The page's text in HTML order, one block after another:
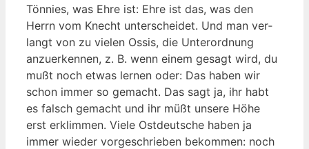
Tön­nies, was Ehre ist: Ehre ist das, was den
Herrn vom Knecht unter­schei­det. Und man ver­
langt von zu vie­len Ossis, die Unter­ord­nung
anzu­er­ken­nen, z. B. wenn einem gesagt wird, du
mußt noch etwas ler­nen oder: Das haben wir
schon immer so gemacht. Das sagt ja, ihr habt
es falsch gemacht und ihr müßt unse­re Höhe
erst erklim­men. Vie­le Ost­deut­sche haben ja
immer wie­der vor­ge­schrie­ben bekom­men: noch